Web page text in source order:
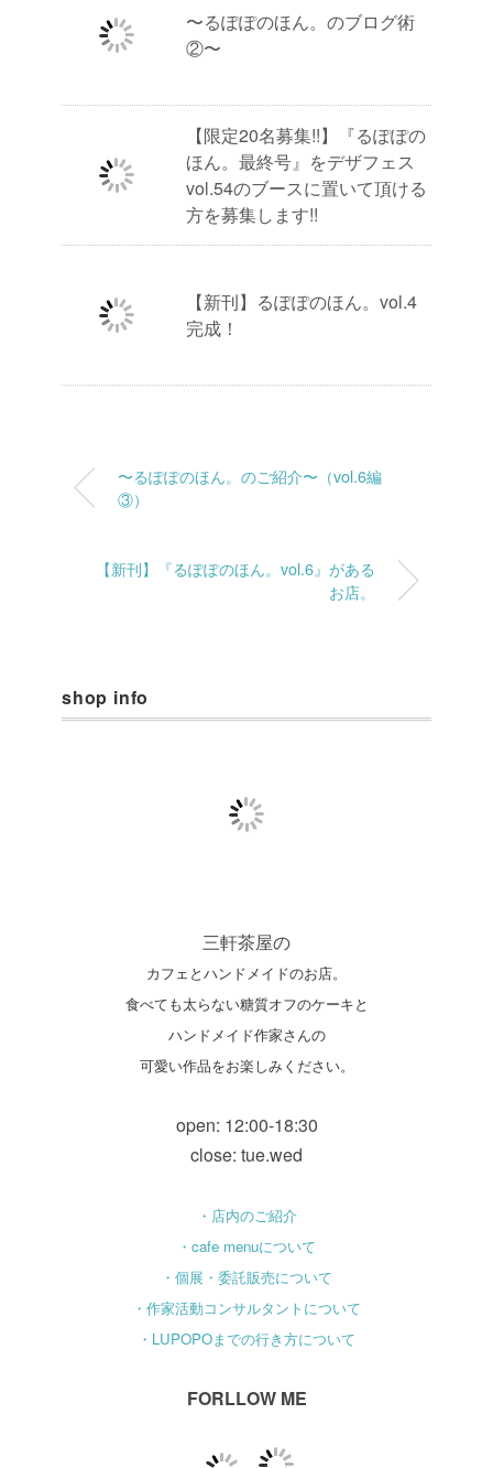
〜るぽぽのほん。のブログ術
②〜
【限定20名募集!!】『るぽぽの
ほん。最終号』をデザフェス
vol.54のブースに置いて頂ける
方を募集します!!
【新刊】るぽぽのほん。vol.4
完成！
〜るぽぽのほん。のご紹介〜（vol.6編
③）
【新刊】『るぽぽのほん。vol.6』がある
お店。
shop info
三軒茶屋の
カフェとハンドメイドのお店。
食べても太らない糖質オフのケーキと
ハンドメイド作家さんの
可愛い作品をお楽しみください。
open: 12:00-18:30
close: tue.wed
・店内のご紹介
・cafe menuについて
・個展・委託販売について
・作家活動コンサルタントについて
・LUPOPOまでの行き方について
FORLLOW ME